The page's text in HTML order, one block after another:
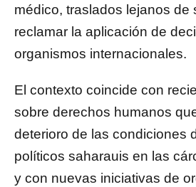
médico, traslados lejanos de
reclamar la aplicación de
organismos internacionales.
El contexto coincide con
sobre derechos humanos
deterioro de las condiciones
políticos saharauis en las
y con nuevas iniciativas de